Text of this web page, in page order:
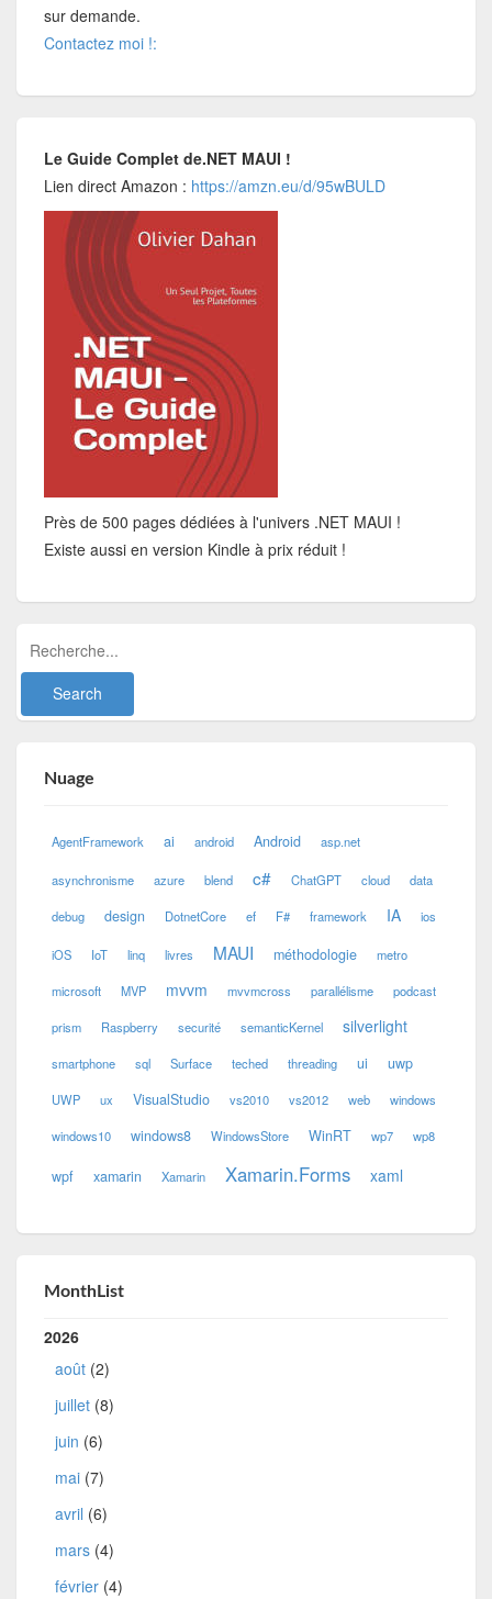
sur demande.
Contactez moi !:
Le Guide Complet de.NET MAUI !
Lien direct Amazon : https://amzn.eu/d/95wBULD
Près de 500 pages dédiées à l'univers .NET MAUI !
Existe aussi en version Kindle à prix réduit !
Nuage
AgentFramework ai android Android asp.net
asynchronisme azure blend c# ChatGPT cloud data
debug design DotnetCore ef F# framework IA ios
iOS IoT linq livres MAUI méthodologie metro
microsoft MVP mvvm mvvmcross parallélisme podcast
prism Raspberry securité semanticKernel silverlight
smartphone sql Surface teched threading ui uwp
UWP ux VisualStudio vs2010 vs2012 web windows
windows10 windows8 WindowsStore WinRT wp7 wp8
wpf xamarin Xamarin Xamarin.Forms xaml
MonthList
2026
août (2)
juillet (8)
juin (6)
mai (7)
avril (6)
mars (4)
février (4)